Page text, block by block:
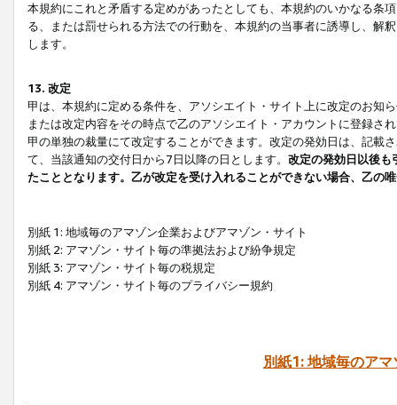
本規約にこれと矛盾する定めがあったとしても、本規約のいかなる条
る、または罰せられる方法での行動を、本規約の当事者に誘導し、解
します。
13. 改定
甲は、本規約に定める条件を、アソシエイト・サイト上に改定のお知
または改定内容をその時点で乙のアソシエイト・アカウントに登録さ
甲の単独の裁量にて改定することができます。改定の発効日は、記載
て、当該通知の交付日から7日以降の日とします。 改定の発効日以後も
たこととなります。乙が改定を受け入れることができない場合、乙の
別紙 1: 地域毎のアマゾン企業およびアマゾン・サイト
別紙 2: アマゾン・サイト毎の準拠法および紛争規定
別紙 3: アマゾン・サイト毎の税規定
別紙 4: アマゾン・サイト毎のプライバシー規約
別紙1: 地域毎のア